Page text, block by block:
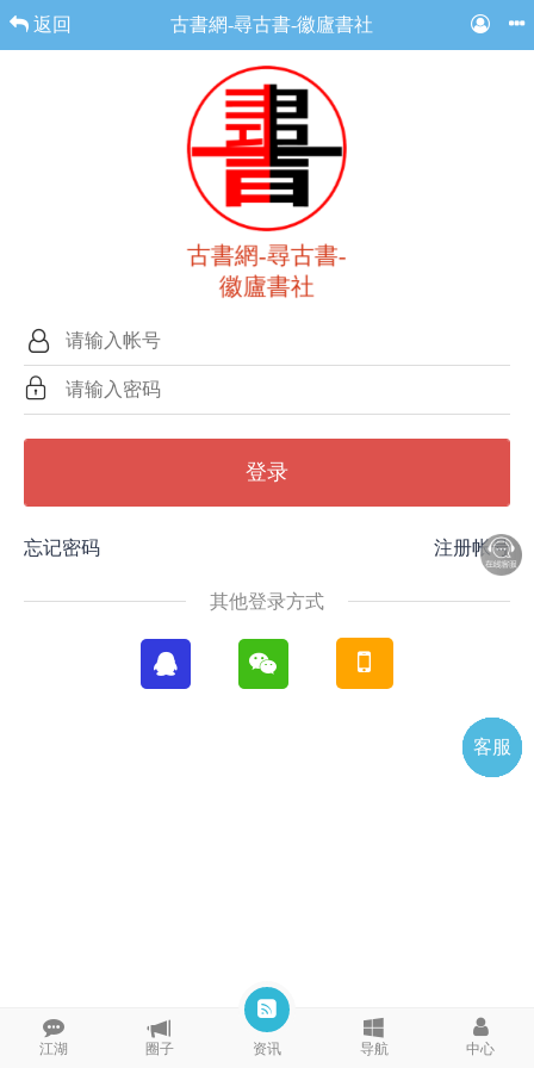
返回 古書網-尋古書-徽廬書社
古書網-尋古書-
徽廬書社
登录
忘记密码 注册帐号
其他登录方式
江湖 圈子 资讯 导航 中心
客服
QQ
电话
微信
微聊
TOP